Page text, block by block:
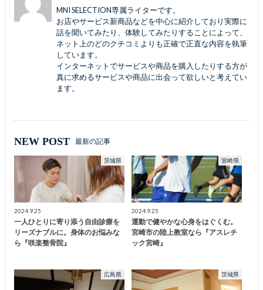
MNI SELECTION専属ライターです。
お店やサービス新商品などを中心に紹介しており実際に
話を聞いてみたり、体験してみたりすることによって、
ネット上のどのクチコミよりも正確で正直な内容を執筆
しています。
インターネットでサービスや商品を購入したりする方が
真に求めるサービスや商品に出会って欲しいと考えてい
ます。
NEW POST 最新の記事
茨城県
2024.9.25
一人ひとりに寄り添う自由診療を
リーズナブルに。身体のお悩みな
ら『咲楽整骨院』
宮崎県
2024.9.25
運動で健やかな心身をはぐくむ。
宮崎市の陸上教室なら『アスレチ
ック宮崎』
広島県 茨城県